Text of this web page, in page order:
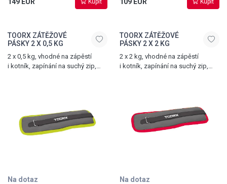
Kúpiť Kúpiť
TOORX ZÁTĚŽOVÉ
PÁSKY 2 X 0,5 KG
2 x 0,5 kg, vhodné na zápěstí
i kotník, zapínání na suchý zip,
Na dotaz
TOORX ZÁTĚŽOVÉ
PÁSKY 2 X 2 KG
2 x 2 kg, vhodné na zápěstí
i kotník, zapínání na suchý zip,
Na dotaz